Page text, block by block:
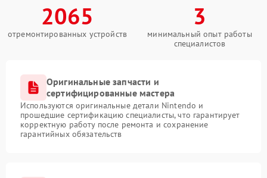
2065
отремонтированных устройств
3
минимальный опыт работы
специалистов
Оригинальные запчасти и
сертифицированные мастера
Используются оригинальные детали Nintendo и
прошедшие сертификацию специалисты, что гарантирует
корректную работу после ремонта и сохранение
гарантийных обязательств